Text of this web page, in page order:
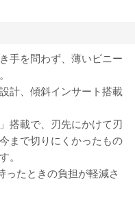
手を問わず、薄いビニー
計、傾斜インサート搭載
搭載で、刃先にかけて刃
まで切りにくかったもの
。
たときの負担が軽減さ